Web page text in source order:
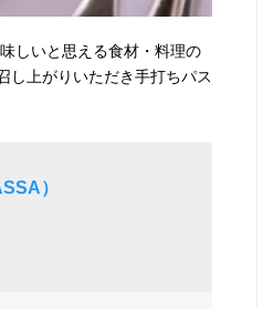
しいと思える食材・料理の
し上がりいただき手打ちパス
）